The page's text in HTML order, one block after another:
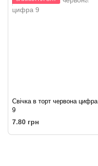
Свічка в торт червона цифра
9
7.80 грн